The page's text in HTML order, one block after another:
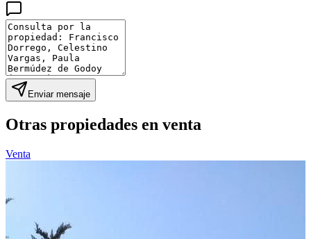
Enviar mensaje
Otras propiedades en venta
Venta